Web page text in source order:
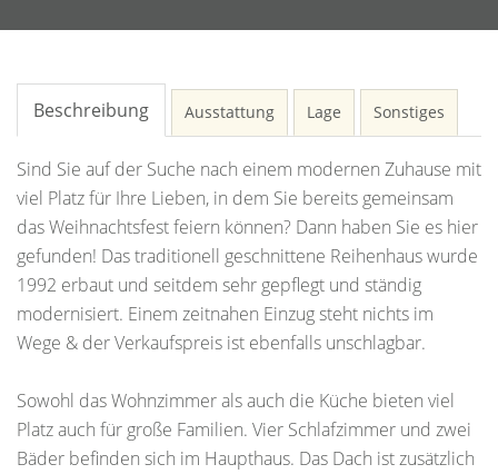
Beschreibung Ausstattung Lage Sonstiges
Sind Sie auf der Suche nach einem modernen Zuhause mit
viel Platz für Ihre Lieben, in dem Sie bereits gemeinsam
das Weihnachtsfest feiern können? Dann haben Sie es hier
gefunden! Das traditionell geschnittene Reihenhaus wurde
1992 erbaut und seitdem sehr gepflegt und ständig
modernisiert. Einem zeitnahen Einzug steht nichts im
Wege & der Verkaufspreis ist ebenfalls unschlagbar.
Sowohl das Wohnzimmer als auch die Küche bieten viel
Platz auch für große Familien. Vier Schlafzimmer und zwei
Bäder befinden sich im Haupthaus. Das Dach ist zusätzlich